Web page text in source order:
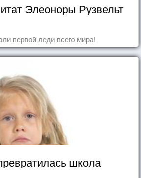
Элеоноры Рузвельт
первой леди всего мира!
школа